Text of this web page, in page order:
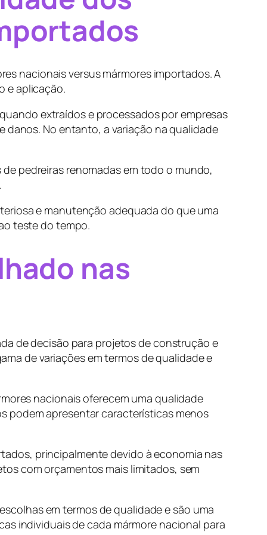
nacionais versus mármores importados. A
e aplicação.
extraídos e processados por empresas
danos. No entanto, a variação na qualidade
pedreiras renomadas em todo o mundo,
e manutenção adequada do que uma
teste do tempo.
nas
de decisão para projetos de construção e
de variações em termos de qualidade e
nacionais oferecem uma qualidade
podem apresentar características menos
principalmente devido à economia nas
com orçamentos mais limitados, sem
em termos de qualidade e são uma
individuais de cada mármore nacional para